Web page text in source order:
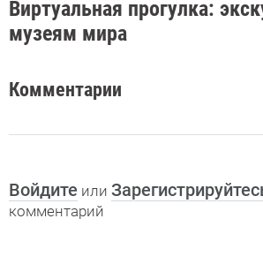
Виртуальная прогулка:
музеям мира
Комментарии
Войдите или
комментарий